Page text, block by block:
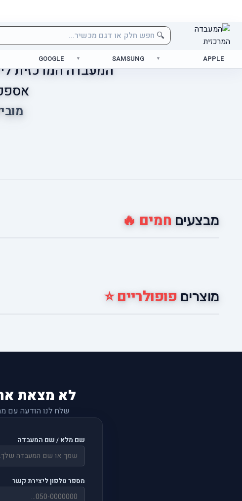
🔍
APPLE
SAMSUNG
GOOGLE
המעבדה המרכזית
מבצעים חמים 🔥
מוצרים פופולריים ⭐
לא מצאת
שלח לנו הודעה עם
שם מלא / שם המעבדה
מספר טלפון ליצירת קשר